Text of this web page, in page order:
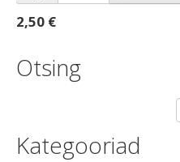
2,50 €
Otsing
Kategooriad